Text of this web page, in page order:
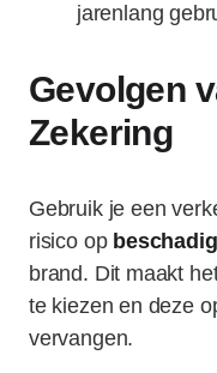
jarenlang
Gevolgen
Zekering
Gebruik je een
risico op
brand. Dit maakt
te kiezen en deze
vervangen.